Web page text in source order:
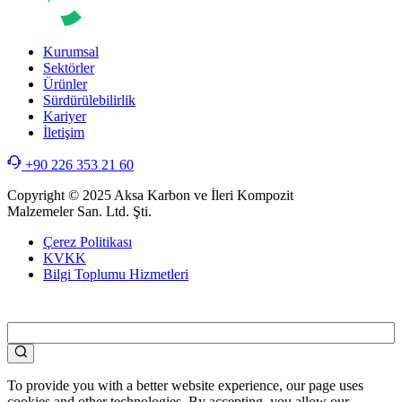
Kurumsal
Sektörler
Ürünler
Sürdürülebilirlik
Kariyer
İletişim
+90 226 353 21 60
Copyright © 2025 Aksa Karbon ve İleri Kompozit
Malzemeler San. Ltd. Şti.
Çerez Politikası
KVKK
Bilgi Toplumu Hizmetleri
To provide you with a better website experience, our page uses